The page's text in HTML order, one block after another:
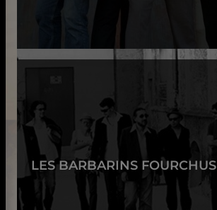
LES BARBARINS FOURCHUS